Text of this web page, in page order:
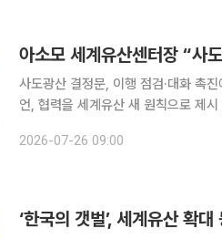
사도광산 결정문, 이행 점검·대화 촉
언, 협력을 세계유산 새 원칙으로 제시 “부산선언의 ‘협력’, 세계유산 체계 잇는 여섯 번째 C” 라자
개발 논란을 두고 당사자 간 대화와
2026-07-26 09:00